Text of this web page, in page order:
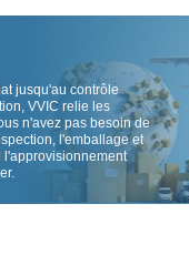
jusqu'au contrôle
VVIC relie les
n'avez pas besoin de
l'emballage et
l'approvisionnement